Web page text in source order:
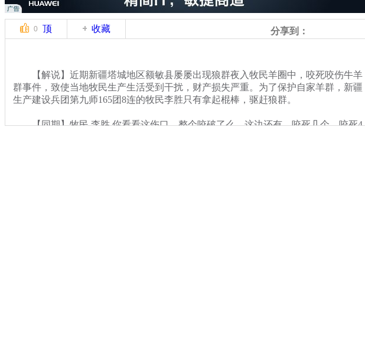
0 顶 收藏 分享到：
【解说】近期新疆塔城地区额敏县屡屡出现狼群夜入牧民羊圈中，咬死咬伤牛羊
群事件，致使当地牧民生产生活受到干扰，财产损失严重。为了保护自家羊群，新疆
生产建设兵团第九师165团8连的牧民李胜只有拿起棍棒，驱赶狼群。
【同期】牧民 李胜 你看看这伤口，整个咬破了么，这边还有，咬死几个，咬死4